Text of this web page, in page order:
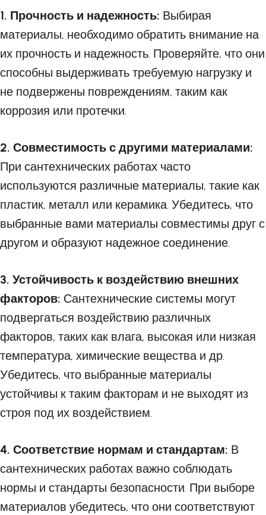
1. Прочность и надежность: Выбирая
материалы, необходимо обратить внимание на
их прочность и надежность. Проверяйте, что они
способны выдерживать требуемую нагрузку и
не подвержены повреждениям, таким как
коррозия или протечки.
2. Совместимость с другими материалами:
При сантехнических работах часто
используются различные материалы, такие как
пластик, металл или керамика. Убедитесь, что
выбранные вами материалы совместимы друг с
другом и образуют надежное соединение.
3. Устойчивость к воздействию внешних
факторов: Сантехнические системы могут
подвергаться воздействию различных
факторов, таких как влага, высокая или низкая
температура, химические вещества и др.
Убедитесь, что выбранные материалы
устойчивы к таким факторам и не выходят из
строя под их воздействием.
4. Соответствие нормам и стандартам: В
сантехнических работах важно соблюдать
нормы и стандарты безопасности. При выборе
материалов убедитесь, что они соответствуют